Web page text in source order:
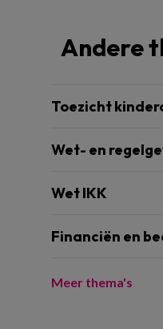
Andere
Toezicht
Wet- en
Wet IKK
Financiën en
Meer thema's